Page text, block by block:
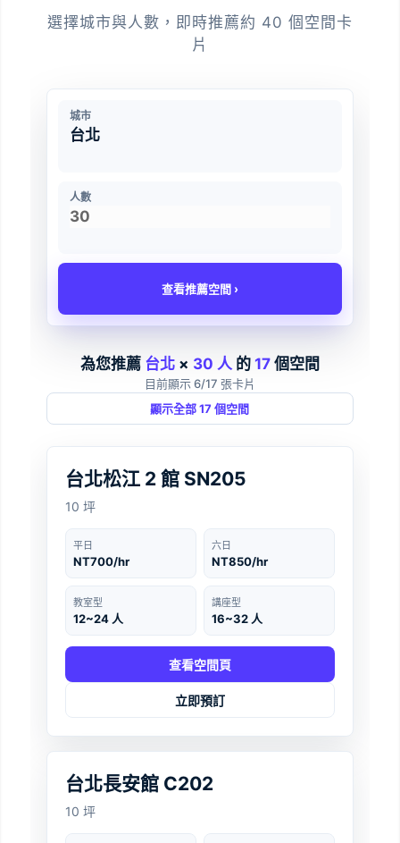
選擇城市與人數，即時推薦約 40 個空間卡
片
城市
人數
查看推薦空間 ›
為您推薦 台北× 30 人的 17個空間
目前顯示 6/17 張卡片
顯示全部 17 個空間
台北
‹ ›
台北松江 2 館 SN205
10 坪
平日
NT700/hr
六日
NT850/hr
教室型
12~24 人
講座型
16~32 人
查看空間頁
立即預訂
‹ ›
台北長安館 C202
10 坪